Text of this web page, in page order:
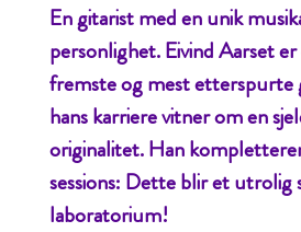
En gitarist med en unik
personlighet. Eivind Aarset
fremste og mest etterspurte
hans karriere vitner om en
originalitet. Han
sessions: Dette blir et utrolig
laboratorium!